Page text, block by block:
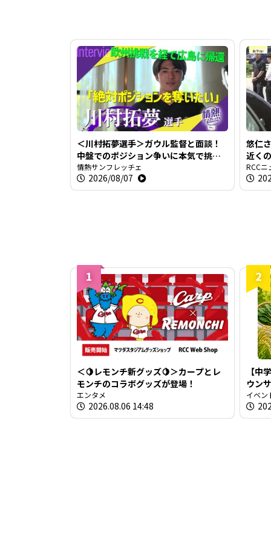
＜川村拓夢選手＞ガウル監督と面談！
中盤でのポジション争いに本気で挑む
【情熱サンフレッチェ】
情熱サンフレッチェ
2026/08/07
悠仁
近く
い世
RCCニ
1
＜🍋レモンチ新グッズ🍋＞カープとレ
モンチのコラボグッズが登場！
エンタメ
2026.08.06 14:48
2
【中
ウン
を取
イベン